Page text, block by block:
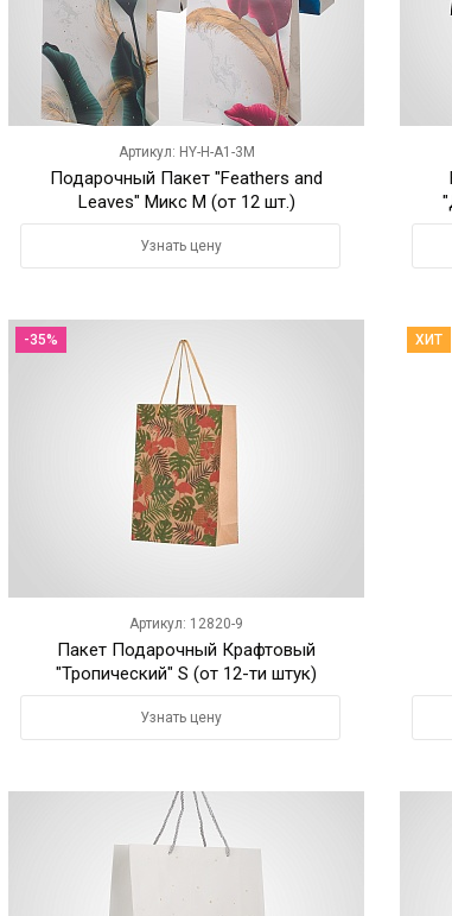
Артикул: HY-H-A1-3M
Подарочный Пакет "Feathers and
Leaves" Микс M (от 12 шт.)
Узнать цену
-35%
Артикул: 12820-9
Пакет Подарочный Крафтовый
"Тропический" S (от 12-ти штук)
Узнать цену
ХИТ